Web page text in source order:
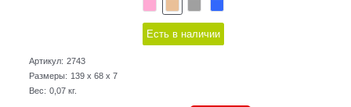
Есть в наличии
Артикул: 2743
Размеры: 139 x 68 x 7
Вес: 0,07 кг.